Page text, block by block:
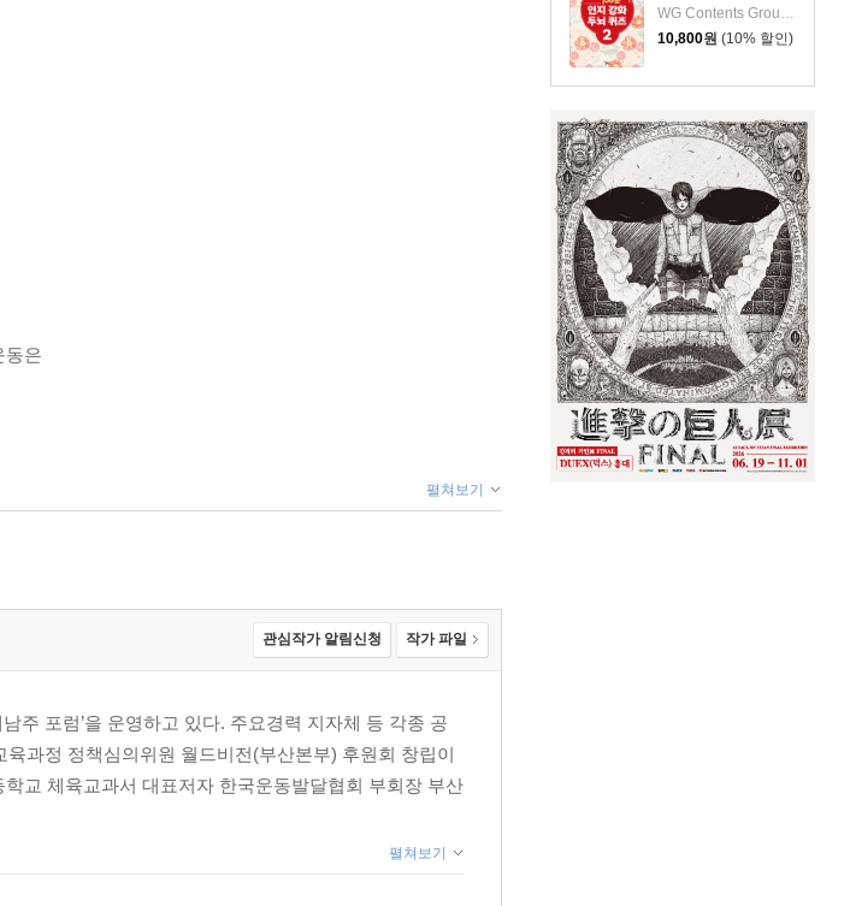
10,800원 (10% 할인)
동은
시며 운동해야/심호흡만으로도 인지기능 좋아져/숲속 마법의
펼쳐보기
관심작가 알림신청 작가 파일
주 포럼’을 운영하고 있다. 주요경력 지자체 등 각종 공
과정 정책심의위원 월드비전(부산본부) 후원회 창립이
교 체육교과서 대표저자 한국운동발달협회 부회장 부산
펼쳐보기